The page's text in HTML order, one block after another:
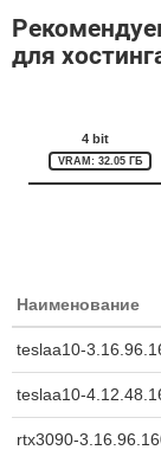
для
4 bit
VRAM: 32.05 ГБ
Наименование
teslaa10-
teslaa10-
rtx3090-